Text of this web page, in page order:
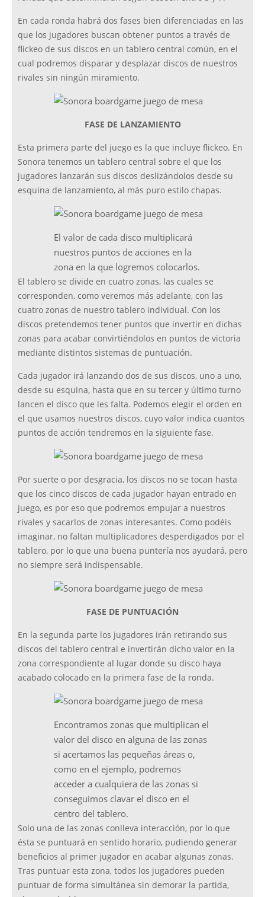
En cada ronda habrá dos fases bien diferenciadas en las
que los jugadores buscan obtener puntos a través de
flickeo de sus discos en un tablero central común, en el
cual podremos disparar y desplazar discos de nuestros
rivales sin ningún miramiento.
FASE DE LANZAMIENTO
Esta primera parte del juego es la que incluye flickeo. En
Sonora tenemos un tablero central sobre el que los
jugadores lanzarán sus discos deslizándolos desde su
esquina de lanzamiento, al más puro estilo chapas.
El valor de cada disco multiplicará
nuestros puntos de acciones en la
zona en la que logremos colocarlos.
El tablero se divide en cuatro zonas, las cuales se
corresponden, como veremos más adelante, con las
cuatro zonas de nuestro tablero individual. Con los
discos pretendemos tener puntos que invertir en dichas
zonas para acabar convirtiéndolos en puntos de victoria
mediante distintos sistemas de puntuación.
Cada jugador irá lanzando dos de sus discos, uno a uno,
desde su esquina, hasta que en su tercer y último turno
lancen el disco que les falta. Podemos elegir el orden en
el que usamos nuestros discos, cuyo valor indica cuantos
puntos de acción tendremos en la siguiente fase.
Por suerte o por desgracia, los discos no se tocan hasta
que los cinco discos de cada jugador hayan entrado en
juego, es por eso que podremos empujar a nuestros
rivales y sacarlos de zonas interesantes. Como podéis
imaginar, no faltan multiplicadores desperdigados por el
tablero, por lo que una buena puntería nos ayudará, pero
no siempre será indispensable.
FASE DE PUNTUACIÓN
En la segunda parte los jugadores irán retirando sus
discos del tablero central e invertirán dicho valor en la
zona correspondiente al lugar donde su disco haya
acabado colocado en la primera fase de la ronda.
Encontramos zonas que multiplican el
valor del disco en alguna de las zonas
si acertamos las pequeñas áreas o,
como en el ejemplo, podremos
acceder a cualquiera de las zonas si
conseguimos clavar el disco en el
centro del tablero.
Solo una de las zonas conlleva interacción, por lo que
ésta se puntuará en sentido horario, pudiendo generar
beneficios al primer jugador en acabar algunas zonas.
Tras puntuar esta zona, todos los jugadores pueden
puntuar de forma simultánea sin demorar la partida,